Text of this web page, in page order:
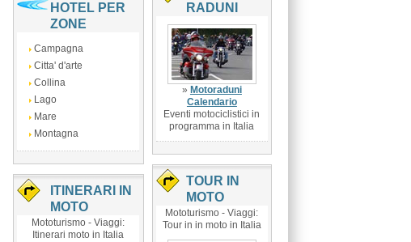
HOTEL PER
ZONE
Campagna
Citta' d'arte
Collina
Lago
Mare
Montagna
ITINERARI IN
MOTO
Mototurismo - Viaggi:
Itinerari moto in Italia
RADUNI
» Motoraduni
Calendario
Eventi motociclistici in
programma in Italia
TOUR IN
MOTO
Mototurismo - Viaggi:
Tour in in moto in Italia